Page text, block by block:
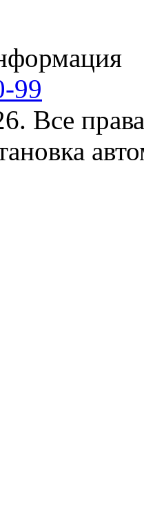
99
Все